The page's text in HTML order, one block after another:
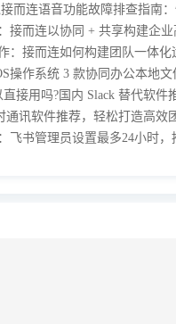
直接用吗?国内 Slack 替代软件